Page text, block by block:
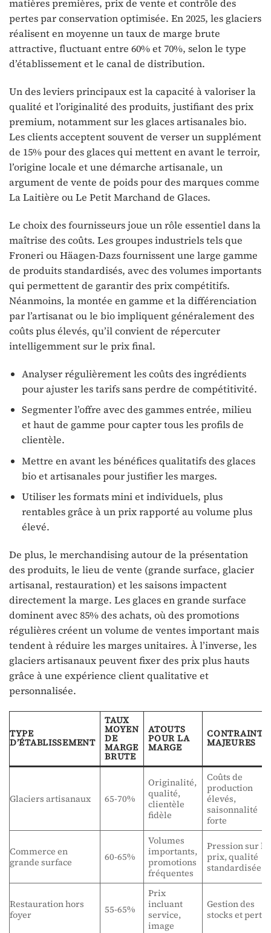
matières premières, prix de vente et contrôle des
pertes par conservation optimisée. En 2025, les glaciers
réalisent en moyenne un taux de marge brute
attractive, fluctuant entre 60% et 70%, selon le type
d’établissement et le canal de distribution.
Un des leviers principaux est la capacité à valoriser la
qualité et l’originalité des produits, justifiant des prix
premium, notamment sur les glaces artisanales bio.
Les clients acceptent souvent de verser un supplément
de 15% pour des glaces qui mettent en avant le terroir,
l’origine locale et une démarche artisanale, un
argument de vente de poids pour des marques comme
La Laitière ou Le Petit Marchand de Glaces.
Le choix des fournisseurs joue un rôle essentiel dans la
maîtrise des coûts. Les groupes industriels tels que
Froneri ou Häagen-Dazs fournissent une large gamme
de produits standardisés, avec des volumes importants
qui permettent de garantir des prix compétitifs.
Néanmoins, la montée en gamme et la différenciation
par l’artisanat ou le bio impliquent généralement des
coûts plus élevés, qu’il convient de répercuter
intelligemment sur le prix final.
Analyser régulièrement les coûts des ingrédients
pour ajuster les tarifs sans perdre de compétitivité.
Segmenter l’offre avec des gammes entrée, milieu
et haut de gamme pour capter tous les profils de
clientèle.
Mettre en avant les bénéfices qualitatifs des glaces
bio et artisanales pour justifier les marges.
Utiliser les formats mini et individuels, plus
rentables grâce à un prix rapporté au volume plus
élevé.
De plus, le merchandising autour de la présentation
des produits, le lieu de vente (grande surface, glacier
artisanal, restauration) et les saisons impactent
directement la marge. Les glaces en grande surface
dominent avec 85% des achats, où des promotions
régulières créent un volume de ventes important mais
tendent à réduire les marges unitaires. À l’inverse, les
glaciers artisanaux peuvent fixer des prix plus hauts
grâce à une expérience client qualitative et
personnalisée.
TYPE
D’ÉTABLISSEMENT
TAUX
MOYEN
DE
MARGE
BRUTE
ATOUTS
POUR LA
MARGE MAJEURES
Glaciers artisanaux 65-70%
Originalité,
qualité,
clientèle
fidèle
Coûts de
production
élevés,
saisonnalité
forte
Commerce en
grande surface
60-65%
Volumes
importants,
promotions
fréquentes
Pression sur
prix, qualité
standardisée
Restauration hors
foyer
55-65%
Prix
incluant
service,
image
Gestion des
stocks et pertes